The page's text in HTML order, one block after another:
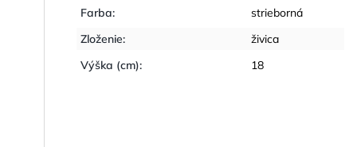
Farba:
strieborná
Zloženie:
živica
Výška (cm): 18